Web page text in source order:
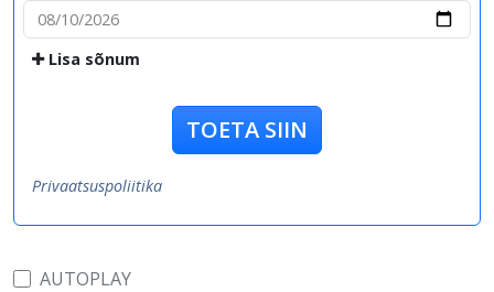
Lisa sõnum
TOETA SIIN
Privaatsuspoliitika
AUTOPLAY